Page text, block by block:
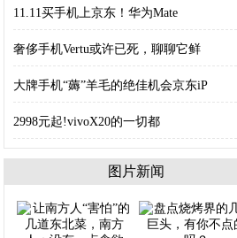
11.11买手机上京东！华为Mate
奢侈手机Vertu或许已死，聊聊它鲜
大牌手机“薅”羊毛的绝佳机会京东iP
2998元起!vivoX20的一切都
图片新闻